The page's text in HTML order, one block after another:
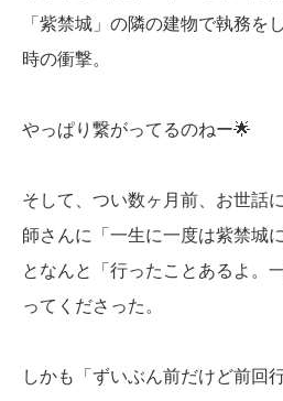
「紫禁城」の隣の建物で執務を
時の衝撃。
やっぱり繋がってるのねー🌟
そして、つい数ヶ月前、お世話
師さんに「一生に一度は紫禁城
となんと「行ったことあるよ。
ってくださった。
しかも「ずいぶん前だけど前回